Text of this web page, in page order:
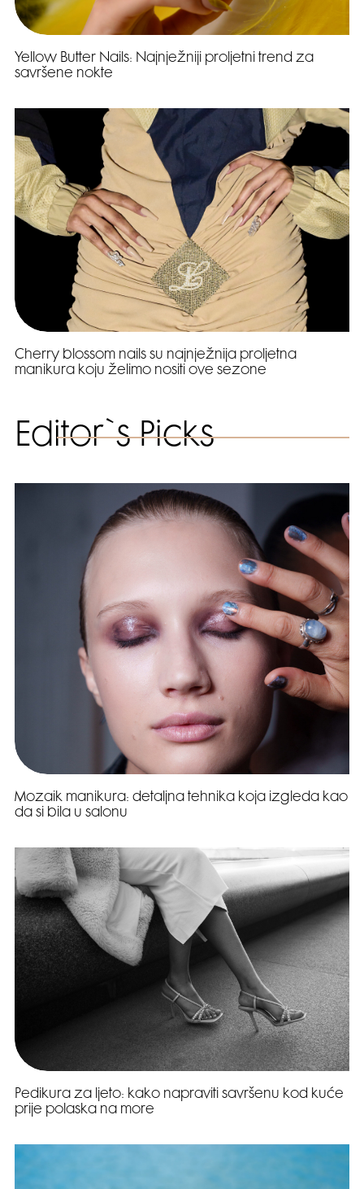
Yellow Butter Nails: Najnježniji proljetni trend za
savršene nokte
Cherry blossom nails su najnježnija proljetna
manikura koju želimo nositi ove sezone
Editor`s Picks
Mozaik manikura: detaljna tehnika koja izgleda kao
da si bila u salonu
Pedikura za ljeto: kako napraviti savršenu kod kuće
prije polaska na more